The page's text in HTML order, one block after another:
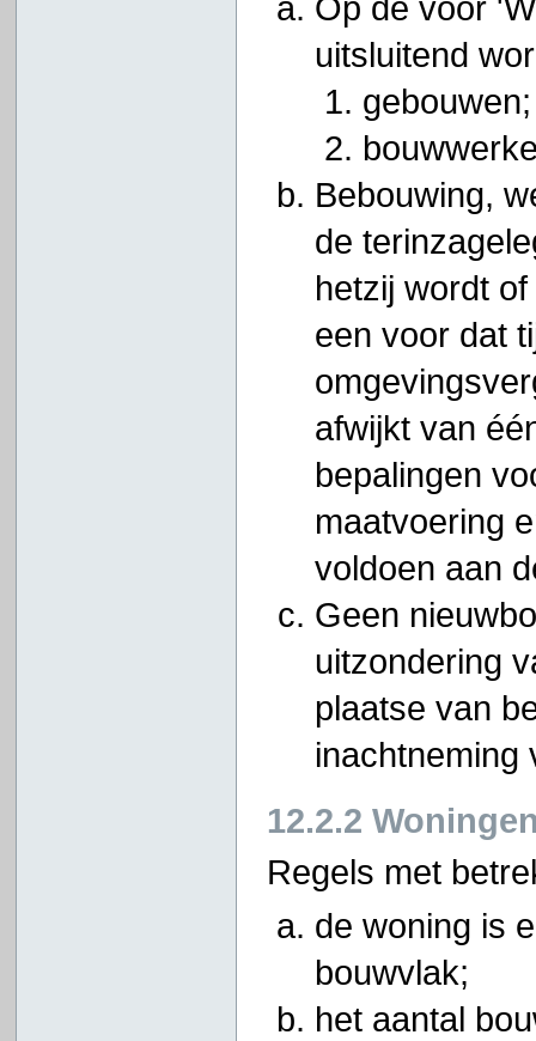
uitsluitend
gebouwen;
Bebouwing,
de
hetzij wordt
een voor dat
afwijkt van
bepalingen
maatvoering
voldoen aan
Geen
uitzondering
plaatse van
inachtneming
12.2.2
Regels met
de woning is
bouwvlak;
het aantal